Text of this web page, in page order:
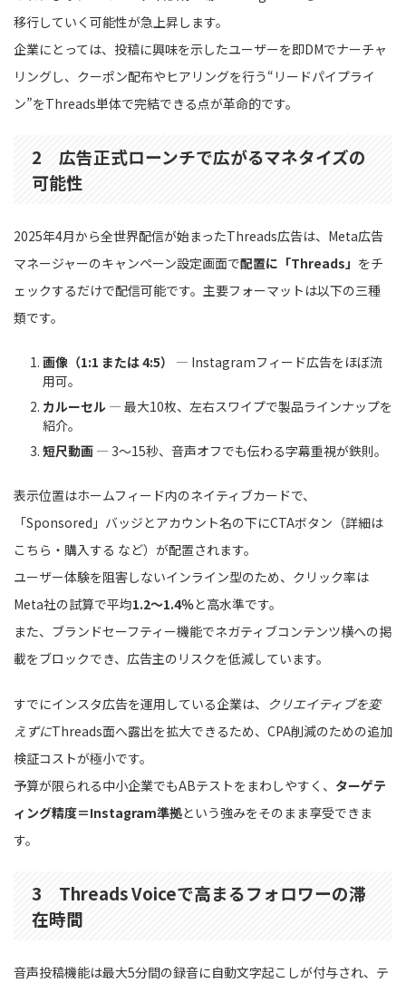
移行していく可能性が急上昇します。
企業にとっては、投稿に興味を示したユーザーを即DMでナーチャ
リングし、クーポン配布やヒアリングを行う“リードパイプライ
ン”をThreads単体で完結できる点が革命的です。
2 広告正式ローンチで広がるマネタイズの
可能性
2025年4月から全世界配信が始まったThreads広告は、Meta広告
マネージャーのキャンペーン設定画面で配置に「Threads」 をチ
ェックするだけで配信可能です。主要フォーマットは以下の三種
類です。
画像（1:1 または 4:5）
― Instagramフィード広告をほぼ流
用可。
カルーセル ― 最大10枚、左右スワイプで製品ラインナップを
紹介。
短尺動画 ― 3〜15秒、音声オフでも伝わる字幕重視が鉄則。
表示位置はホームフィード内のネイティブカードで、
「Sponsored」バッジとアカウント名の下にCTAボタン（詳細は
こちら・購入する など）が配置されます。
ユーザー体験を阻害しないインライン型のため、クリック率は
Meta社の試算で平均1.2〜1.4％と高水準です。
また、ブランドセーフティー機能でネガティブコンテンツ横への掲
載をブロックでき、広告主のリスクを低減しています。
すでにインスタ広告を運用している企業は、 クリエイティブを変
えずにThreads面へ露出を拡大できるため、CPA削減のための追加
検証コストが極小です。
予算が限られる中小企業でもABテストをまわしやすく、 ターゲテ
ィング精度＝Instagram準拠という強みをそのまま享受できま
す。
3 Threads Voiceで高まるフォロワーの滞
在時間
音声投稿機能は最大5分間の録音に自動文字起こしが付与され、テ